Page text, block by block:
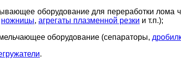
оборудование для переработки лома
ножницы, агрегаты плазменной резки и т.п.);
оборудование (сепараторы,
.